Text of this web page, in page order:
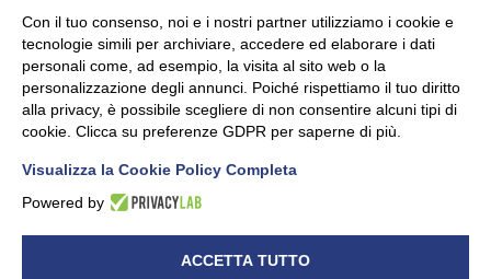
C.F. 00481790145 - N.REA SO-36426
PEC: unidata.sondrio@legalmail.it
Cap. soc. euro 100.000,00 i.v.
UNIDATA - Informativa privacy (per i clienti)
Con il tuo consenso, noi e i nostri partner utilizziamo i cookie e
tecnologie simili per archiviare, accedere ed elaborare i dati
personali come, ad esempio, la visita al sito web o la
personalizzazione degli annunci. Poiché rispettiamo il tuo diritto
alla privacy, è possibile scegliere di non consentire alcuni tipi di
cookie. Clicca su preferenze GDPR per saperne di più.
Visualizza la Cookie Policy Completa
Powered by
ACCETTA TUTTO